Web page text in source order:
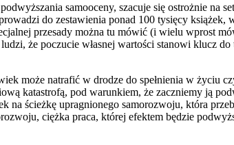
samooceny, szacuje się ostrożnie na
do zestawienia ponad 100 tysięcy książek,
przesady można tu mówić (i wielu wprost
że poczucie własnej wartości stanowi klucz
może natrafić w drodze do spełnienia w życiu
katastrofą, pod warunkiem, że zaczniemy ją
ścieżkę upragnionego samorozwoju, która
ciężka praca, której efektem będzie